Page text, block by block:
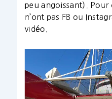
peu angoissant). Pour
n’ont pas FB ou
vidéo.